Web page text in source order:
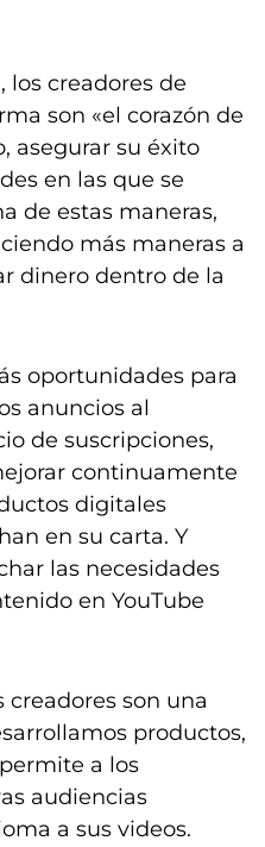
los creadores de
son «el corazón de
asegurar su éxito
en las que se
de estas maneras,
más maneras a
dinero dentro de la
oportunidades para
anuncios al
de suscripciones,
continuamente
digitales
en su carta. Y
las necesidades
en YouTube
creadores son una
productos,
a los
audiencias
a sus videos.